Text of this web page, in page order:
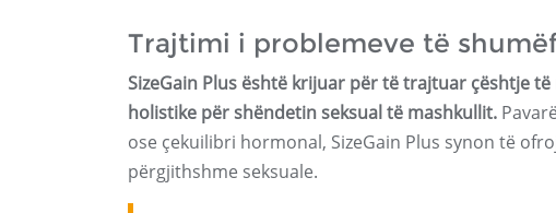
Trajtimi i problemeve të
SizeGain Plus është krijuar për të trajtuar çështje
holistike për shëndetin seksual të mashkullit.
ose çekuilibri hormonal, SizeGain Plus synon të
përgjithshme seksuale.